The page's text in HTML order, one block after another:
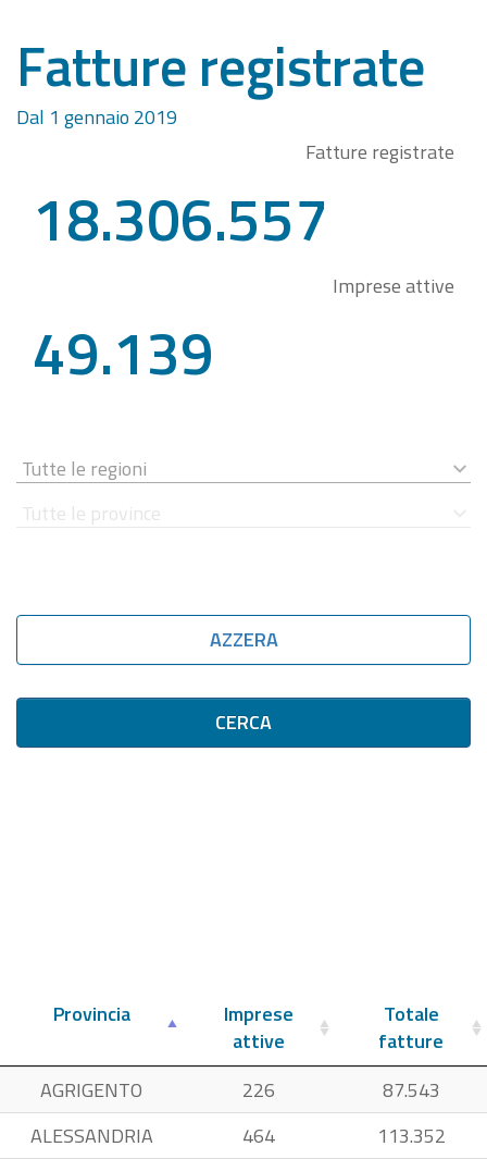
Fatture registrate
Dal 1 gennaio 2019
Fatture registrate
18.306.557
Imprese attive
49.139
AZZERA
CERCA
Provincia
Imprese
attive
Totale
fatture
AGRIGENTO
226
87.543
ALESSANDRIA
464
113.352